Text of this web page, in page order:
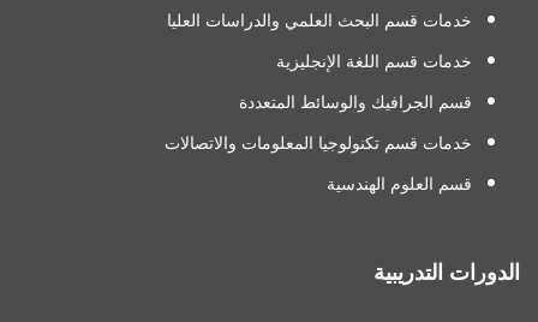
خدمات قسم البحث العلمي والدراسات العليا
خدمات قسم اللغة الإنجليزية
قسم الجرافيك والوسائط المتعددة
خدمات قسم تكنولوجيا المعلومات والاتصالات
قسم العلوم الهندسية
الدورات التدريبية